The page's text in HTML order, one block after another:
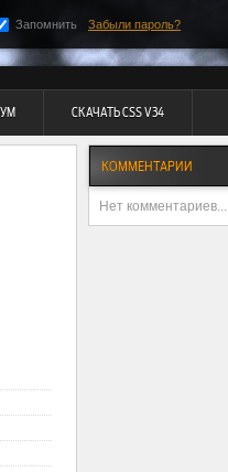
Запомнить Забыли пароль?
СКАЧАТЬ CSS V34
КОММЕНТАРИИ
Нет комментариев...